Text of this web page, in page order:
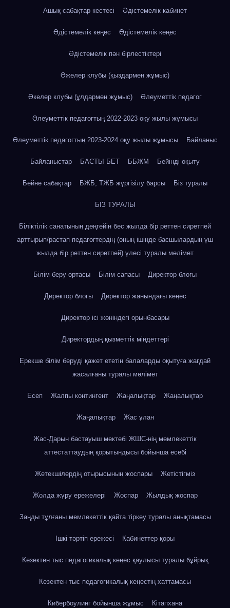
Ашық сабақтар кестесі Әдістемелік кабинет
Әдістемелік кеңес Әдістемелік кеңес
Әдістемелік пән бірлестіктері
Әжелер клубы (қыздармен жұмыс)
Әкелер клубы (ұлдармен жұмыс) Әлеуметтік педагог
Әлеуметтік педагогтың 2022-2023 оқу жылы жұмысы
Әлеуметтік педагогтың 2023-2024 оқу жылы жұмысы Байланыс
Байланыстар БАСТЫ БЕТ ББЖМ Бейінді оқыту
Бейне сабақтар БЖБ, ТЖБ жүргізілу барсы Біз туралы
БІЗ ТУРАЛЫ
Біліктілік санатының деңгейін бес жылда бір реттен сиретпей
арттырып/растап педагогтердің (оның ішінде басшылардың үш
жылда бір реттен сиретпей) үлесі туралы мәлімет
Білім беру ортасы Білім сапасы Директор блогы
Директор блогы Директор жанындағы кеңес
Директор ісі жөніндегі орынбасары
Директордың қызметтік міндеттері
Ерекше білім беруді қажет ететін балаларды оқытуға жағдай
жасалғаны туралы мәлімет
Есеп Жалпы контингент Жаңалықтар Жаңалықтар
Жаңалықтар Жас ұлан
Жас-Дарын бастауыш мектебі ЖШС-нің мемлекеттік
аттестаттаудың қорытындысы бойынша есебі
Жетекшілердің отырысының жоспары Жетістігміз
Жолда жүру ережелері Жоспар Жылдық жоспар
Заңды тұлғаны мемлекеттік қайта тіркеу туралы анықтамасы
Ішкі тәртіп ережесі Кабинеттер қоры
Кезектен тыс педагогикалық кеңес қаулысы туралы бұйрық
Кезектен тыс педагогикалық кеңестің хаттамасы
Кибербоулинг бойынша жұмыс Кітапхана